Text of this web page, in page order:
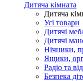
Дитяча кімната
Дитяча
Усі товари
Дитячі
Дитячі
Нічники,
Ящики,
Радіо та
Безпека